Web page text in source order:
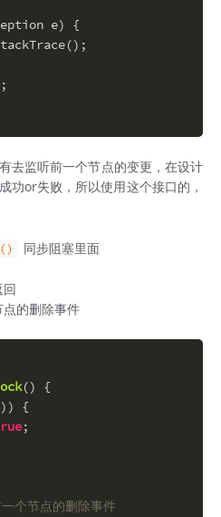
e) {
;
去监听前一个节点的变更，在设计
功or失败，所以使用这个接口的，
同步阻塞里面
的删除事件
()
{
{
;
个节点的删除事件